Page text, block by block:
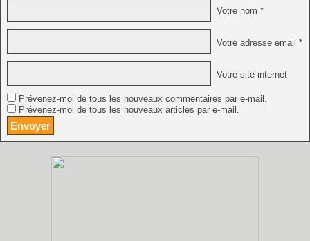
Votre nom *
Votre adresse email *
Votre site internet
Prévenez-moi de tous les nouveaux commentaires par e-mail.
Prévenez-moi de tous les nouveaux articles par e-mail.